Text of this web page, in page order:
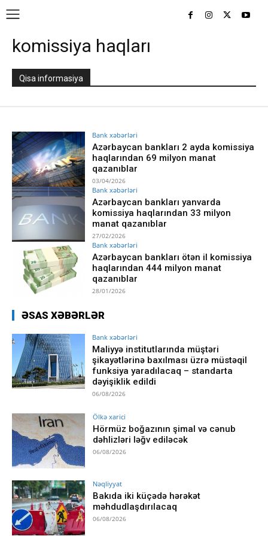
komissiya haqları
Qisa informasiya
Bank xəbərləri
Azərbaycan bankları 2 ayda komissiya
haqlarından 69 milyon manat
qazanıblar
03/04/2026
Bank xəbərləri
Azərbaycan bankları yanvarda
komissiya haqlarından 33 milyon
manat qazanıblar
27/02/2026
Bank xəbərləri
Azərbaycan bankları ötən il komissiya
haqlarından 444 milyon manat
qazanıblar
28/01/2026
ƏSAS XƏBƏRLƏR
Bank xəbərləri
Maliyyə institutlarında müştəri
şikayətlərinə baxılması üzrə müstəqil
funksiya yaradılacaq – standarta
dəyişiklik edildi
06/08/2026
Ölkə xarici
Hörmüz boğazının şimal və cənub
dəhlizləri ləğv ediləcək
06/08/2026
Nəqliyyat
Bakıda iki küçədə hərəkət
məhdudlaşdırılacaq
06/08/2026